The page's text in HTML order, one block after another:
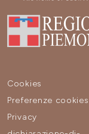
Cookies
Preferenze cookies
Privacy